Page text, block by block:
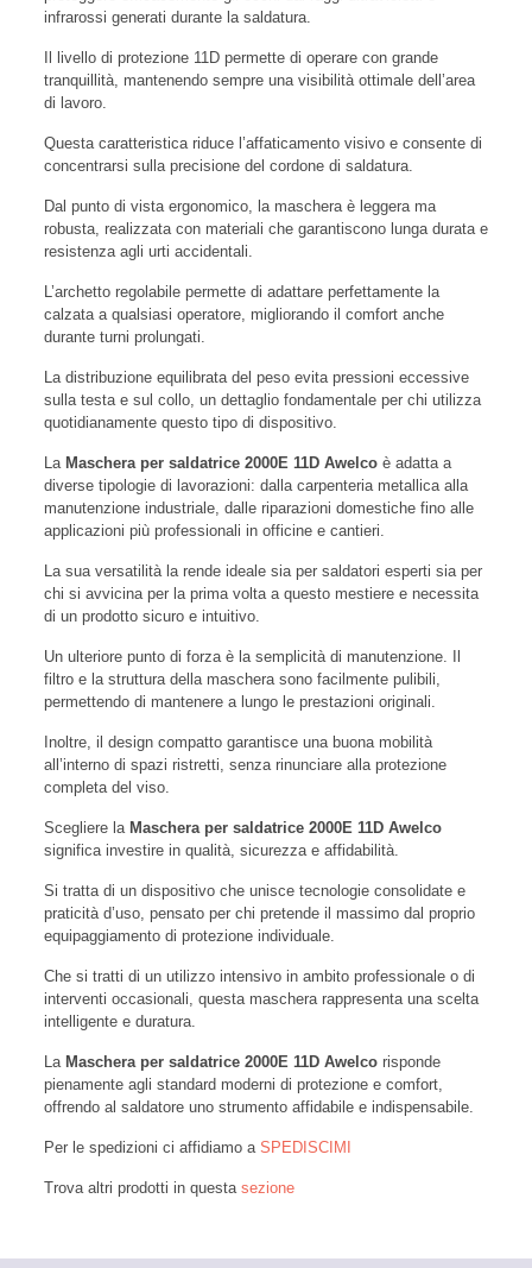
infrarossi generati durante la saldatura.
Il livello di protezione 11D permette di operare con grande
tranquillità, mantenendo sempre una visibilità ottimale dell’area
di lavoro.
Questa caratteristica riduce l’affaticamento visivo e consente di
concentrarsi sulla precisione del cordone di saldatura.
Dal punto di vista ergonomico, la maschera è leggera ma
robusta, realizzata con materiali che garantiscono lunga durata e
resistenza agli urti accidentali.
L’archetto regolabile permette di adattare perfettamente la
calzata a qualsiasi operatore, migliorando il comfort anche
durante turni prolungati.
La distribuzione equilibrata del peso evita pressioni eccessive
sulla testa e sul collo, un dettaglio fondamentale per chi utilizza
quotidianamente questo tipo di dispositivo.
La Maschera per saldatrice 2000E 11D Awelcoè adatta a
diverse tipologie di lavorazioni: dalla carpenteria metallica alla
manutenzione industriale, dalle riparazioni domestiche fino alle
applicazioni più professionali in officine e cantieri.
La sua versatilità la rende ideale sia per saldatori esperti sia per
chi si avvicina per la prima volta a questo mestiere e necessita
di un prodotto sicuro e intuitivo.
Un ulteriore punto di forza è la semplicità di manutenzione. Il
filtro e la struttura della maschera sono facilmente pulibili,
permettendo di mantenere a lungo le prestazioni originali.
Inoltre, il design compatto garantisce una buona mobilità
all’interno di spazi ristretti, senza rinunciare alla protezione
completa del viso.
Scegliere la Maschera per saldatrice 2000E 11D Awelco
significa investire in qualità, sicurezza e affidabilità.
Si tratta di un dispositivo che unisce tecnologie consolidate e
praticità d’uso, pensato per chi pretende il massimo dal proprio
equipaggiamento di protezione individuale.
Che si tratti di un utilizzo intensivo in ambito professionale o di
interventi occasionali, questa maschera rappresenta una scelta
intelligente e duratura.
La Maschera per saldatrice 2000E 11D Awelcorisponde
pienamente agli standard moderni di protezione e comfort,
offrendo al saldatore uno strumento affidabile e indispensabile.
Per le spedizioni ci affidiamo a SPEDISCIMI
Trova altri prodotti in questa sezione